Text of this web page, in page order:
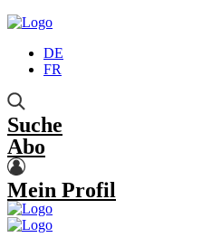
DE
FR
Suche
Abo
Mein Profil